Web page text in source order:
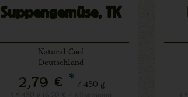
Suppengemüse, TK
Natural Cool
Deutschland
2,79 € * / 450 g